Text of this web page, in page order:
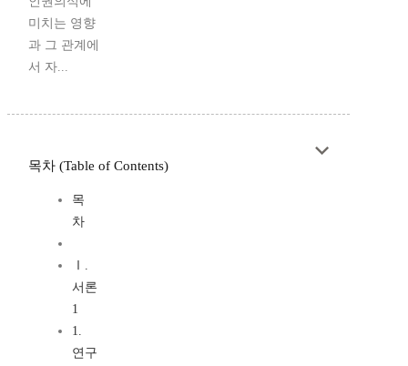
미치는 영향
과 그 관계에
서 자...
목차 (Table of Contents)
목
차
Ⅰ.
서론
1
1.
연구